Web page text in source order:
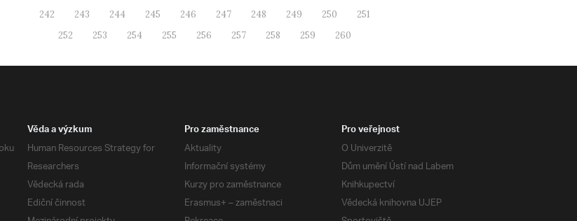
242
243 244 245 246 247 248 249 250
251
252
253 254 255 256 257 258 259 260
Věda a výzkum
Human Resources Strategy for
Researchers
Vědecká rada
Ediční činnost
Pro zaměstnance
Aktuality
Informační systémy
Kurzy pro zaměstnance
Erasmus+ – zaměstnaci
Pro veřejnost
O Univerzitě
Dům umění Ústí nad Labem
Knihkupectví
Vědecká knihovna UJEP